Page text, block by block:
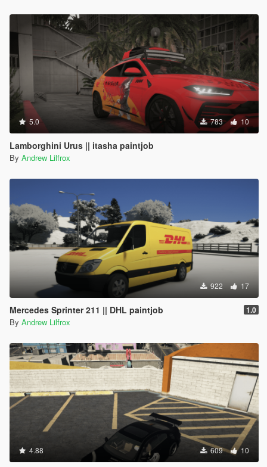
5.0 783 10
Lamborghini Urus || itasha paintjob
By Andrew Lilfrox
922 17
Mercedes Sprinter 211 || DHL paintjob 1.0
By Andrew Lilfrox
4.88 609 10